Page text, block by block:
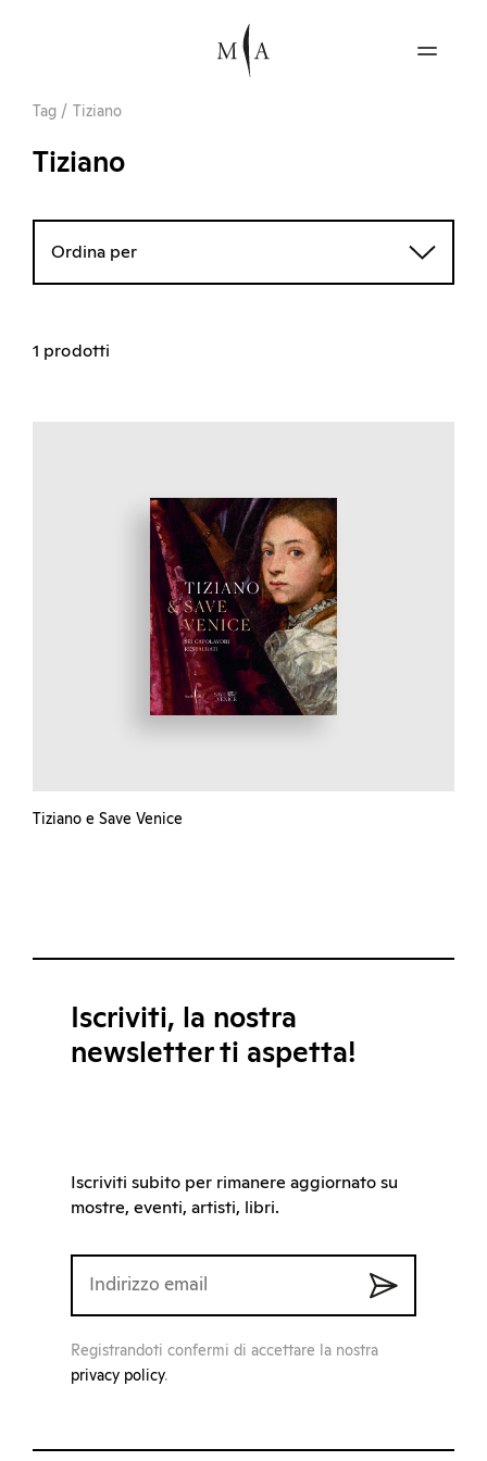
Tag / Tiziano
Tiziano
Ordina per
1 prodotti
Tiziano e Save Venice
Iscriviti, la nostra
newsletter ti aspetta!
Iscriviti subito per rimanere aggiornato su
mostre, eventi, artisti, libri.
Registrandoti confermi di accettare la nostra
privacy policy.